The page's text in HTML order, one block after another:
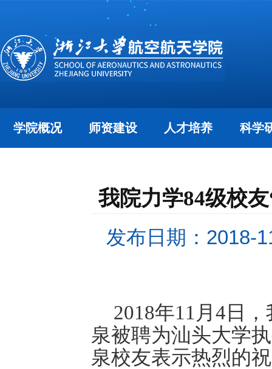
学院概况 师资建设 人才培养 科学
我院力学84级校
发布日期：2018-
2018年11月4日
泉被聘为汕头大学
泉校友表示热烈的